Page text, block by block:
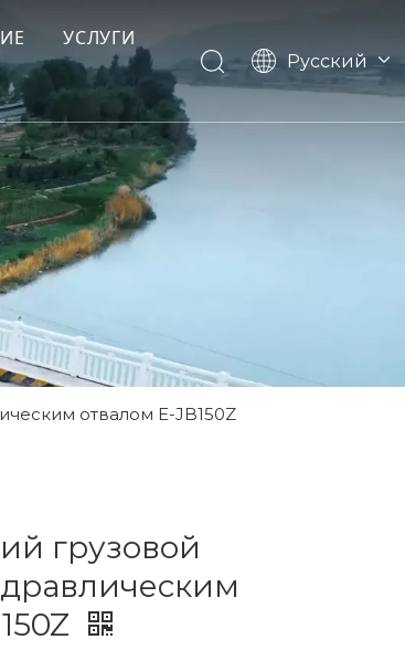
УСЛУГИ
Pусский
English
Français
отвалом E-JB150Z
грузовой